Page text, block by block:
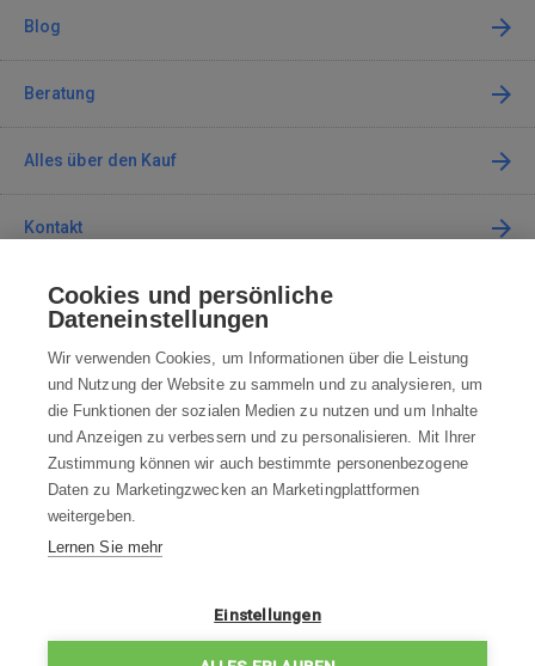
Blog
Beratung
Alles über den Kauf
Kontakt
Kontaktieren Sie uns
info@robotworld.at
+49 25 197 159 962 Mo-Fr 8:00—16:00 Uhr
ALLE KONTAKTE
WIDERRUFSBELEHRUNG
DATENSCHUTZERKLÄRUNG
Cookies und persönliche
Dateneinstellungen
Wir verwenden Cookies, um Informationen über die Leistung
und Nutzung der Website zu sammeln und zu analysieren, um
die Funktionen der sozialen Medien zu nutzen und um Inhalte
und Anzeigen zu verbessern und zu personalisieren. Mit Ihrer
Zustimmung können wir auch bestimmte personenbezogene
Daten zu Marketingzwecken an Marketingplattformen
weitergeben.
Lernen Sie mehr
Einstellungen